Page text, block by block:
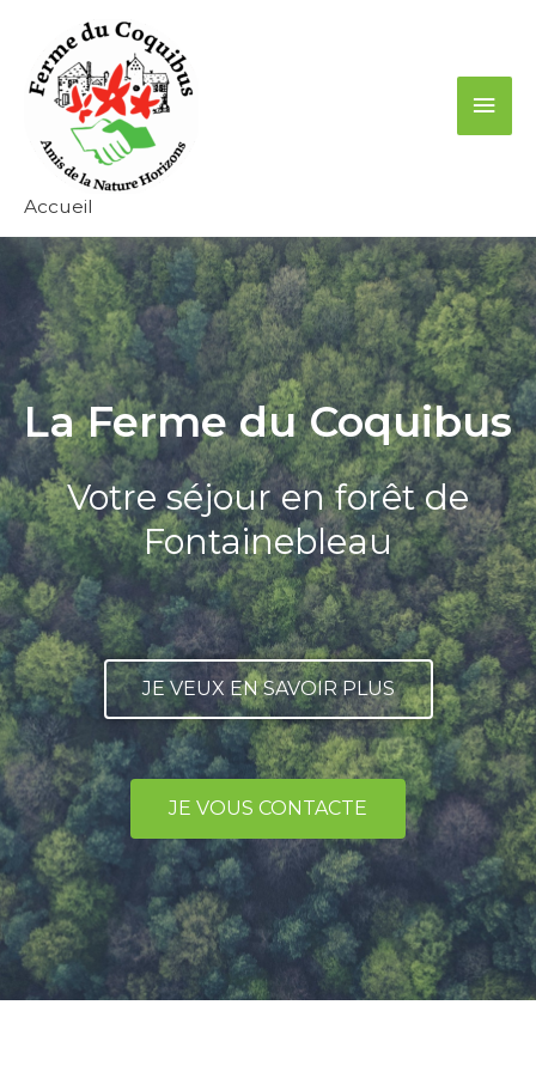
contenu
Accueil
La Ferme du Coquibus
Votre séjour en forêt de
Fontainebleau
JE VEUX EN SAVOIR PLUS
JE VOUS CONTACTE